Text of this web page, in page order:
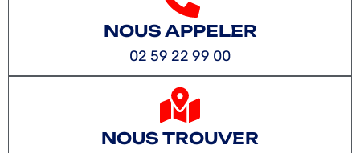
NOUS APPELER
02 59 22 99 00
NOUS TROUVER